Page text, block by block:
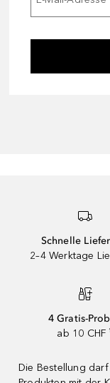
Schnelle
2–4 Werktage
4 Gratis-
ab 10 CHF ¹
Die Bestellung